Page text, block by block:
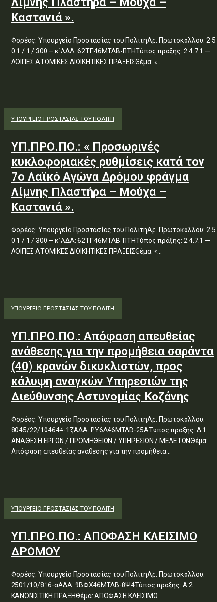
Καστανιά ».
Φορέας: Υπουργείο Προστασίας του ΠολίτηΑρ. Πρωτοκόλλου: 2 5
0 1 / 1 / 300 – κ΄ΑΔΑ: 62ΤΠ46ΜΤΛΒ-ΠΤΗΤύπος πράξης: 2.4.7.1 —
ΛΟΙΠΕΣ ΑΤΟΜΙΚΕΣ ΔΙΟΙΚΗΤΙΚΕΣ ΠΡΑΞΕΙΣΘέμα: «...
ΥΠΟΥΡΓΕΊΟ ΠΡΟΣΤΑΣΊΑΣ ΤΟΥ ΠΟΛΊΤΗ
ΥΠ.ΠΡΟ.ΠΟ.: « Προσωρινές
κυκλοφοριακές ρυθμίσεις κατά τον
7ο Λαϊκό Αγώνα Δρόμου φράγμα
Λίμνης Πλαστήρα – Μούχα –
Καστανιά ».
Φορέας: Υπουργείο Προστασίας του ΠολίτηΑρ. Πρωτοκόλλου: 2 5
0 1 / 1 / 300 – κ΄ΑΔΑ: 62ΤΠ46ΜΤΛΒ-ΠΤΗΤύπος πράξης: 2.4.7.1 —
ΛΟΙΠΕΣ ΑΤΟΜΙΚΕΣ ΔΙΟΙΚΗΤΙΚΕΣ ΠΡΑΞΕΙΣΘέμα: «...
ΥΠΟΥΡΓΕΊΟ ΠΡΟΣΤΑΣΊΑΣ ΤΟΥ ΠΟΛΊΤΗ
ΥΠ.ΠΡΟ.ΠΟ.: Απόφαση απευθείας
ανάθεσης για την προμήθεια σαράντα
(40) κρανών δικυκλιστών, προς
κάλυψη αναγκών Υπηρεσιών της
Διεύθυνσης Αστυνομίας Κοζάνης
Φορέας: Υπουργείο Προστασίας του ΠολίτηΑρ. Πρωτοκόλλου:
8045/22/104644-1ζΑΔΑ: ΡΥ6Λ46ΜΤΛΒ-25ΑΤύπος πράξης: Δ.1 —
ΑΝΑΘΕΣΗ ΕΡΓΩΝ / ΠΡΟΜΗΘΕΙΩΝ / ΥΠΗΡΕΣΙΩΝ / ΜΕΛΕΤΩΝΘέμα:
Απόφαση απευθείας ανάθεσης για την προμήθεια...
ΥΠΟΥΡΓΕΊΟ ΠΡΟΣΤΑΣΊΑΣ ΤΟΥ ΠΟΛΊΤΗ
ΥΠ.ΠΡΟ.ΠΟ.: ΑΠΟΦΑΣΗ ΚΛΕΙΣΙΜΟ
ΔΡΟΜΟΥ
Φορέας: Υπουργείο Προστασίας του ΠολίτηΑρ. Πρωτοκόλλου:
2501/10/816-αΑΔΑ: 9ΒΦΧ46ΜΤΛΒ-8Ψ4Τύπος πράξης: Α.2 —
ΚΑΝΟΝΙΣΤΙΚΗ ΠΡΑΞΗΘέμα: ΑΠΟΦΑΣΗ ΚΛΕΙΣΙΜΟ